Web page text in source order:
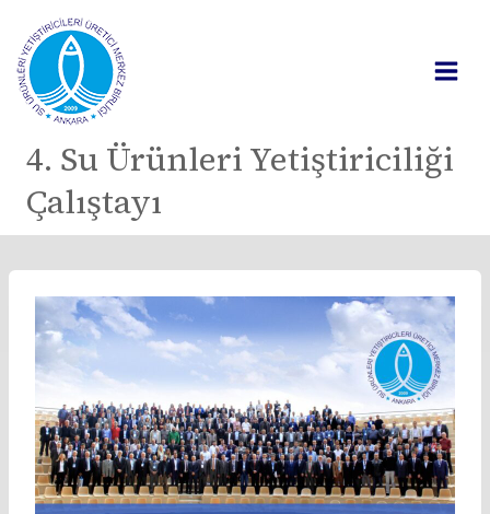
content
4. Su Ürünleri Yetiştiriciliği
Çalıştayı